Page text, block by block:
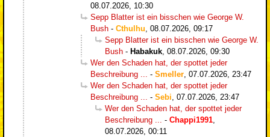
08.07.2026, 10:30
Sepp Blatter ist ein bisschen wie George W.
Bush - Cthulhu 08.07.2026, 09:17
Sepp Blatter ist ein bisschen wie George W.
Bush - Habakuk 08.07.2026, 09:30
Wer den Schaden hat, der spottet jeder
Beschreibung ...
- Smeller 07.07.2026, 23:47
Wer den Schaden hat, der spottet jeder
Beschreibung ...
- Sebi 07.07.2026, 23:47
Wer den Schaden hat, der spottet jeder
Beschreibung ...
- Chappi1991
08.07.2026, 00:11